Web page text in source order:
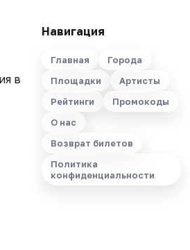
в
Навигация
Главная
Города
Площадки
Артисты
Рейтинги
Промокоды
О нас
Возврат билетов
Политика
конфиденциальности